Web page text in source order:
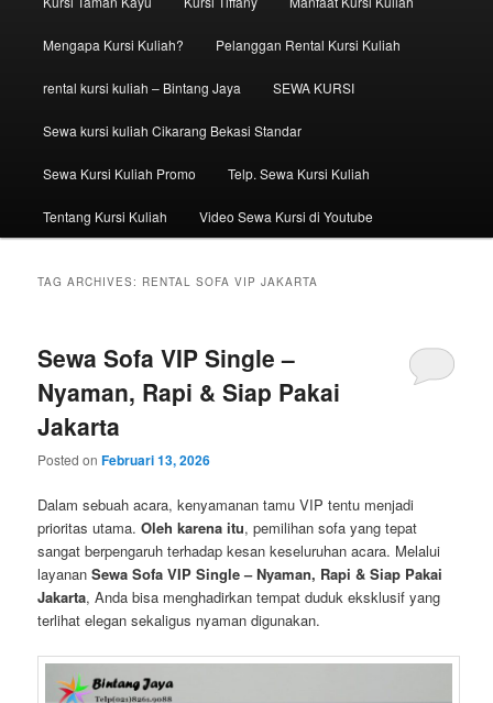
Mengapa Kursi Kuliah? Pelanggan Rental Kursi Kuliah
rental kursi kuliah – Bintang Jaya SEWA KURSI
Sewa kursi kuliah Cikarang Bekasi Standar
Sewa Kursi Kuliah Promo Telp. Sewa Kursi Kuliah
Tentang Kursi Kuliah Video Sewa Kursi di Youtube
TAG ARCHIVES: RENTAL SOFA VIP JAKARTA
Sewa Sofa VIP Single –
Nyaman, Rapi & Siap Pakai
Jakarta
Posted onFebruari 13, 2026
Dalam sebuah acara, kenyamanan tamu VIP tentu menjadi
prioritas utama.Oleh karena itu, pemilihan sofa yang tepat
sangat berpengaruh terhadap kesan keseluruhan acara. Melalui
layananSewa Sofa VIP Single – Nyaman, Rapi & Siap Pakai
Jakarta, Anda bisa menghadirkan tempat duduk eksklusif yang
terlihat elegan sekaligus nyaman digunakan.